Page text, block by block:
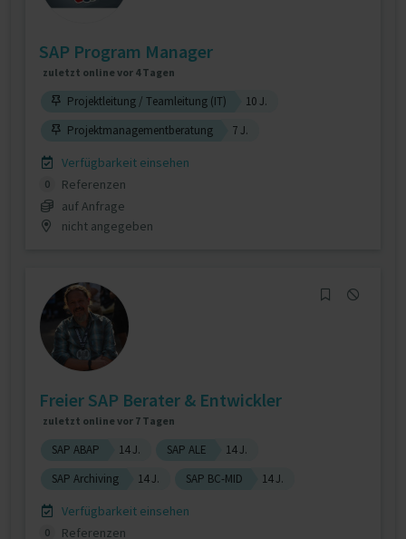
SAP Program Manager
zuletzt online vor 4 Tagen
Projektleitung / Teamleitung (IT)
10 J.
Projektmanagementberatung
7 J.
Verfügbarkeit einsehen
0
Referenzen
auf Anfrage
nicht angegeben
Freier SAP Berater & Entwickler
zuletzt online vor 7 Tagen
SAP ABAP 14 J. SAP ALE
14 J.
SAP Archiving
14 J. SAP BC-MID 14 J.
Verfügbarkeit einsehen
0
Referenzen